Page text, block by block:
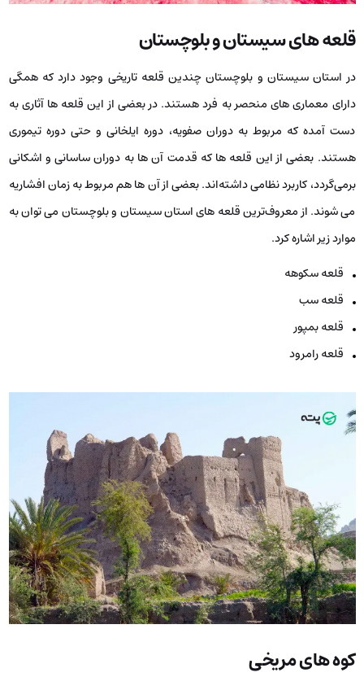
قلعه ‌های سیستان و بلوچستان
در استان سیستان و بلوچستان چندین قلعه تاریخی وجود دارد که همگی
دارای معماری ‌های منحصر به فرد هستند. در بعضی از این قلعه ‌ها آثاری به
دست آمده که مربوط به دوران صفویه، دوره ایلخانی و حتی دوره تیموری
هستند. بعضی از این قلعه ‌ها که قدمت آن ها به دوران ساسانی و اشکانی
برمی‌گردد، کاربرد نظامی داشته‌اند. بعضی از آن ها هم مربوط به زمان افشاریه
می‌ شوند. از معروف‌ترین قلعه ‌های استان سیستان و بلوچستان می ‌توان به
موارد زیر اشاره کرد.
قلعه سکوهه
قلعه سب
قلعه بمپور
قلعه رامرود
کوه‌ های مریخی